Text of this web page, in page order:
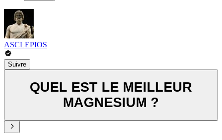
ASCLEPIOS
Suivre
QUEL EST LE MEILLEUR
MAGNESIUM ?